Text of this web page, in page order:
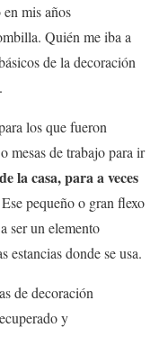
mis años
Quién me iba a
de la decoración
los que fueron
mesas de trabajo para ir
la casa, para a veces
pequeño o gran flexo
ser un elemento
estancias donde se usa.
de decoración
y